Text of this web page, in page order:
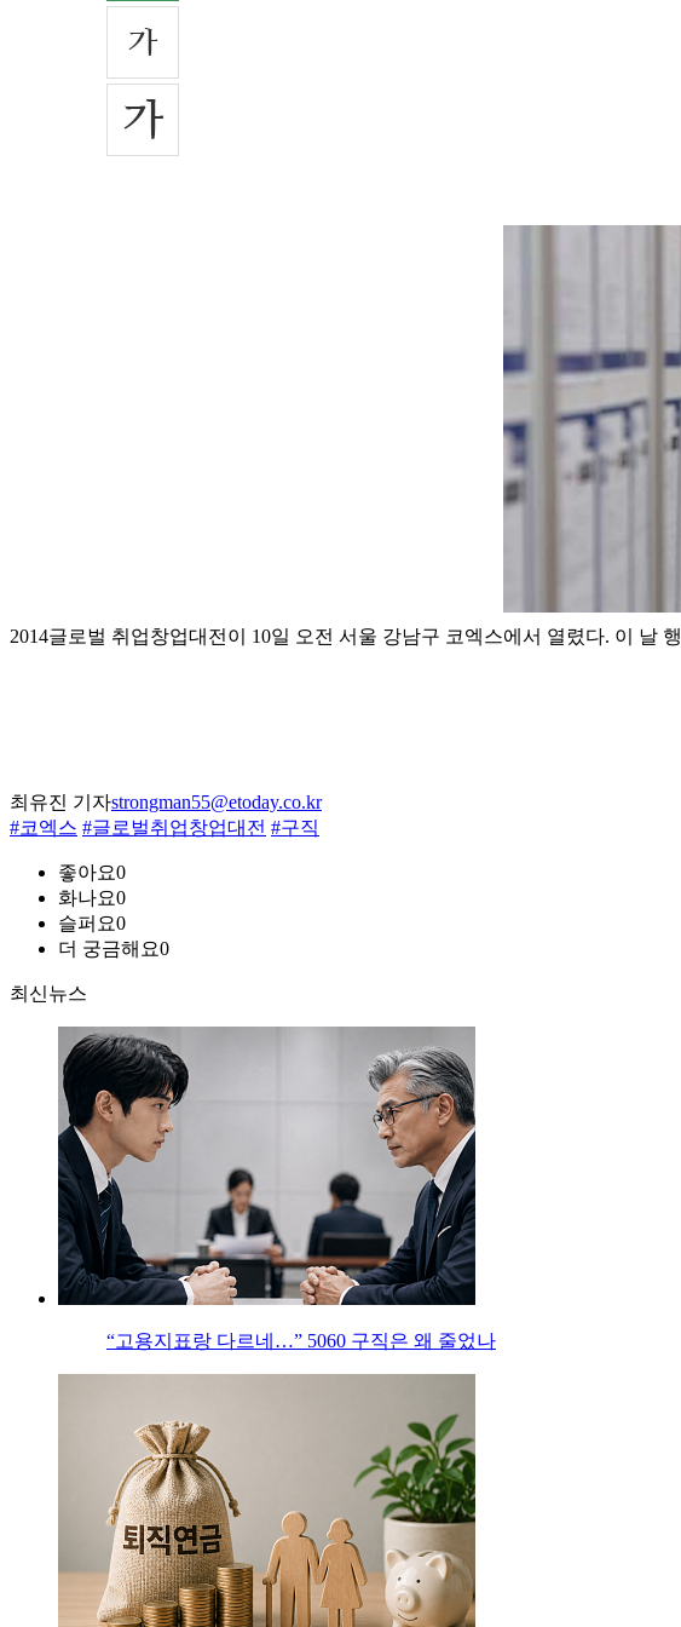
2014글로벌 취업창업대전이 10일 오전 서울 강남구 코엑스에서 열렸다. 이 날
최유진 기자strongman55@etoday.co.kr
#코엑스 #글로벌취업창업대전 #구직
좋아요0
화나요0
슬퍼요0
더 궁금해요0
최신뉴스
“고용지표랑 다르네…” 5060 구직은 왜 줄었나